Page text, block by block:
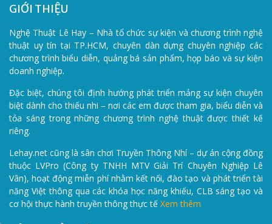
GIỚI THIỆU
Nghệ Thuật Lê Hay – Nhà tổ chức sự kiện và chương trình nghệ
thuật uy tín tại TP.HCM, chuyên dàn dựng chuyên nghiệp các
chương trình biểu diễn, quảng bá sản phẩm, họp báo và sự kiện
doanh nghiệp.
Đặc biệt, chúng tôi định hướng phát triển mảng sự kiện chuyên
biệt dành cho thiếu nhi – nơi các em được tham gia, biểu diễn và
tỏa sáng trong những chương trình nghệ thuật được thiết kế
riêng.
Lehay.net cũng là sân chơi Truyền Thông Nhí – dự án cộng đồng
thuộc LVPro (Công ty TNHH MTV Giải Trí Chuyên Nghiệp Lê
Vân), hoạt động miễn phí nhằm kết nối, đào tạo và phát triển tài
năng Việt thông qua các khóa học năng khiếu, CLB sáng tạo và
cơ hội thực hành truyền thông thực tế Xem thêm